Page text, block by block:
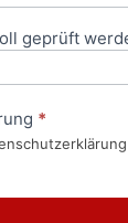
geprüft
*